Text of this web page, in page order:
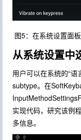
图5：在系统设置面
从系统设置
用户可以在系统的“
subtype。在
实现代码，研究该例
多信息。